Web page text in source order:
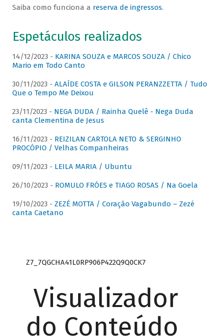
Saiba como funciona a reserva de ingressos.
Espetáculos realizados
14/12/2023 - KARINA SOUZA e MARCOS SOUZA / Chico
Mario em Todo Canto
30/11/2023 - ALAÍDE COSTA e GILSON PERANZZETTA / Tudo
Que o Tempo Me Deixou
23/11/2023 - NEGA DUDA / Rainha Quelê - Nega Duda
canta Clementina de Jesus
16/11/2023 - REIZILAN CARTOLA NETO & SERGINHO
PROCÓPIO / Velhas Companheiras
09/11/2023 - LEILA MARIA / Ubuntu
26/10/2023 - ROMULO FRÓES e TIAGO ROSAS / Na Goela
19/10/2023 - ZEZÉ MOTTA / Coração Vagabundo – Zezé
canta Caetano
Z7_7QGCHA41L0RP906P422Q9Q0CK7
Visualizador
do Conteúdo